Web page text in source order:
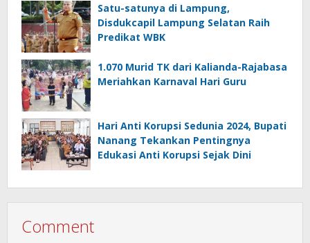
Satu-satunya di Lampung,
Disdukcapil Lampung Selatan Raih
Predikat WBK
1.070 Murid TK dari Kalianda-Rajabasa
Meriahkan Karnaval Hari Guru
Hari Anti Korupsi Sedunia 2024, Bupati
Nanang Tekankan Pentingnya
Edukasi Anti Korupsi Sejak Dini
Comment